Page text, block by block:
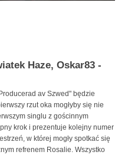
Haze, Oskar83 -
av Szwed" będzie
rzut oka mogłyby się nie
singlu z gościnnym
krok i prezentuje kolejny numer
w której mogły spotkać się
refrenem Rosalie. Wszystko